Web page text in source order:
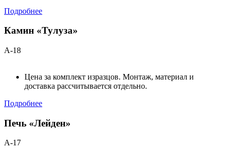
Подробнее
Камин «Тулуза»
А-18
Цена за комплект изразцов. Монтаж, материал и
доставка рассчитывается отдельно.
Подробнее
Печь «Лейден»
А-17